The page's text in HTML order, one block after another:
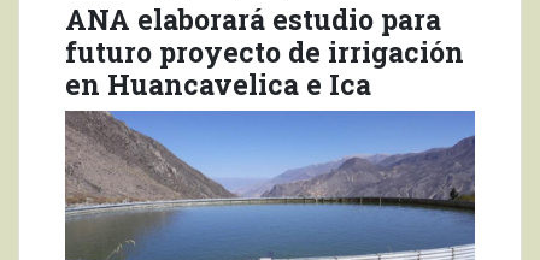
ANA elaborará estudio para
futuro proyecto de irrigación
en Huancavelica e Ica